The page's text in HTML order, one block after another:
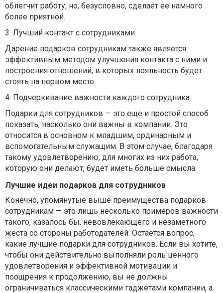
облегчит работу, но, безусловно, сделает ее намного
более приятной.
3. Лучший контакт с сотрудниками.
Дарение подарков сотрудникам также является
эффективным методом улучшения контакта с ними и
построения отношений, в которых лояльность будет
стоять на первом месте.
4. Подчеркивание важности каждого сотрудника.
Подарки для сотрудников — это еще и простой способ
показать, насколько они важны в компании. Это
относится в основном к младшим, ординарным и
вспомогательным служащим. В этом случае, благодаря
такому удовлетворению, для многих из них работа,
которую они делают, будет иметь больше смысла.
Лучшие идеи подарков для сотрудников
Конечно, упомянутые выше преимущества подарков
сотрудникам — это лишь несколько примеров важности
такого, казалось бы, невовлекающего и незаметного
жеста со стороны работодателей. Остается вопрос,
какие лучшие подарки для сотрудников. Если вы хотите,
чтобы они действительно выполняли роль ценного
удовлетворения и эффективной мотивации и
поощрения к продолжению, вы не должны
ограничиваться классическими гаджетами компании, а